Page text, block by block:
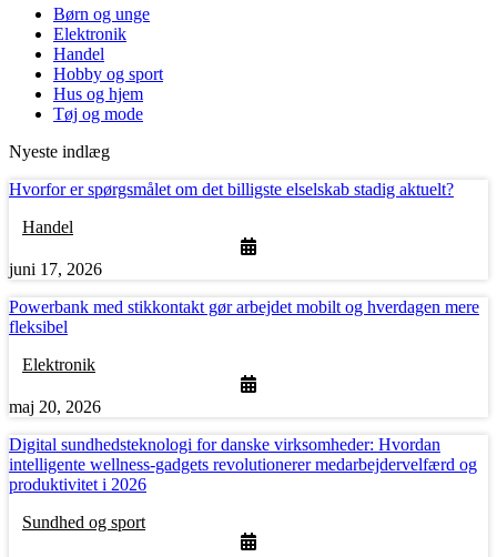
Børn og unge
Elektronik
Handel
Hobby og sport
Hus og hjem
Tøj og mode
Nyeste indlæg
Hvorfor er spørgsmålet om det billigste elselskab stadig aktuelt?
Handel
juni 17, 2026
Powerbank med stikkontakt gør arbejdet mobilt og hverdagen mere
fleksibel
Elektronik
maj 20, 2026
Digital sundhedsteknologi for danske virksomheder: Hvordan
intelligente wellness-gadgets revolutionerer medarbejdervelfærd og
produktivitet i 2026
Sundhed og sport